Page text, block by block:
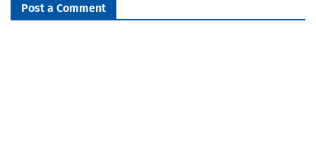
Post a Comment